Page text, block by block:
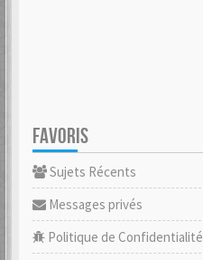
FAVORIS
Sujets Récents
Messages privés
Politique de Confidentialité